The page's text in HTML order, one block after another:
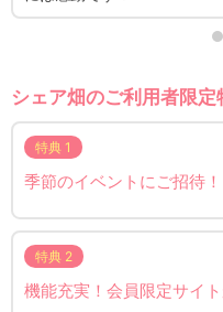
シェア畑のご利用者限定
特典 1
季節のイベントにご招待！
特典 2
機能充実！会員限定サイト